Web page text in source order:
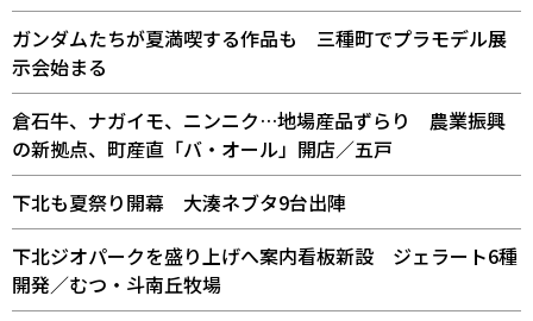
ガンダムたちが夏満喫する作品も 三種町でプラモデル展
示会始まる
倉石牛、ナガイモ、ニンニク…地場産品ずらり 農業振興
の新拠点、町産直「バ・オール」開店／五戸
下北も夏祭り開幕 大湊ネブタ9台出陣
下北ジオパークを盛り上げへ案内看板新設 ジェラート6種
開発／むつ・斗南丘牧場